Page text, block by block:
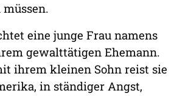
eine junge Frau namens
gewalttätigen Ehemann.
ihrem kleinen Sohn reist sie
in ständiger Angst,